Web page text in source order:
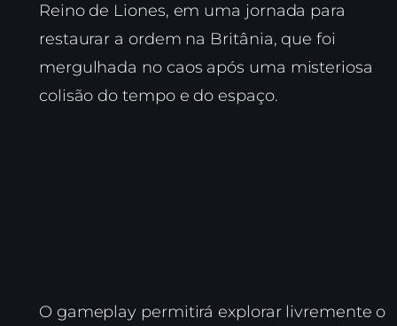
Reino de Liones, em uma jornada para
restaurar a ordem na Britânia, que foi
mergulhada no caos após uma misteriosa
colisão do tempo e do espaço.
O gameplay permitirá explorar livremente o